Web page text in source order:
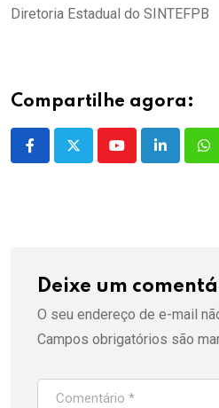
Diretoria Estadual do SINTEFPB
Compartilhe agora:
YoutubeLinkedIn
Deixe um
O seu endereço de e-mail
Campos obrigatórios são